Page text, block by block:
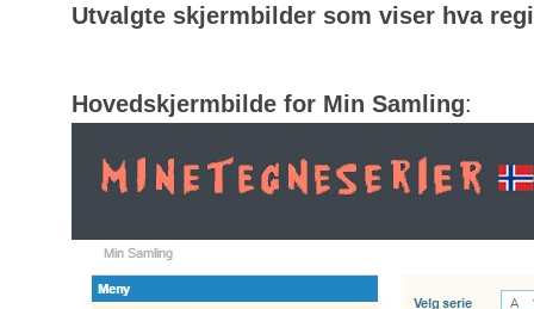
Utvalgte skjermbilder som viser hva
Hovedskjermbilde for Min Samling: